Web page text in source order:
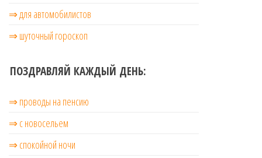
⇒ для автомобилистов
⇒ шуточный гороскоп
ПОЗДРАВЛЯЙ КАЖДЫЙ ДЕНЬ:
⇒ проводы на пенсию
⇒ с новосельем
⇒ cпокойной ночи